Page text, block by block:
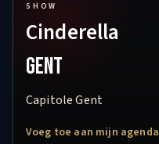
SHOW
Cinderella
Gent
Capitole Gent
Voeg toe aan mijn agenda